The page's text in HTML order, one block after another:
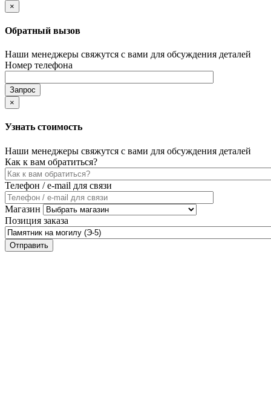
×
Обратный вызов
Наши менеджеры свяжутся с вами для обсуждения деталей
Номер телефона
×
Узнать стоимость
Наши менеджеры свяжутся с вами для обсуждения деталей
Как к вам обратиться?
Телефон / e-mail для связи
Магазин
Позиция заказа